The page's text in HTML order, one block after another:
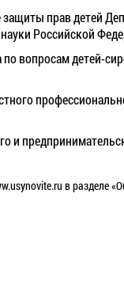
прав детей
Российской
вопросам детей-
и
в разделе